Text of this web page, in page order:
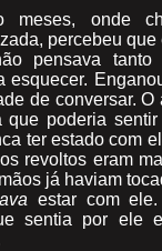
meses, onde
percebeu que
pensava
esquecer.
de conversar. O
que poderia
ter estado com
revoltos eram
já haviam
estar com
sentia por ele